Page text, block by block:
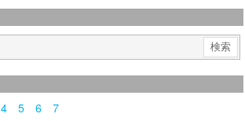
4 5 6
7